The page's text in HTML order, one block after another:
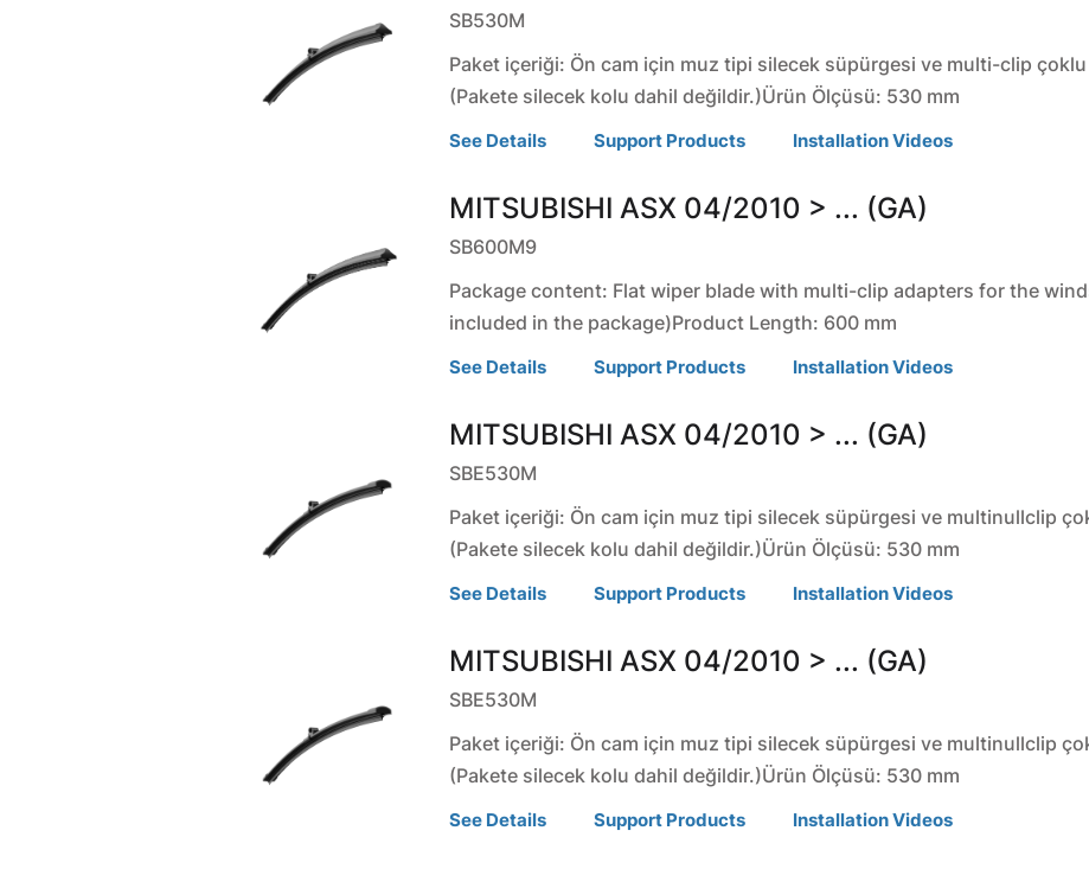
SB530M
Paket içeriği: Ön cam için muz tipi silecek süpürgesi ve multi-clip
(Pakete silecek kolu dahil değildir.)Ürün Ölçüsü: 530 mm
See Details Support Products Installation Videos
MITSUBISHI ASX 04/2010 > ... (GA)
SB600M9
Package content: Flat wiper blade with multi-clip adapters for the
included in the package)Product Length: 600 mm
See Details Support Products Installation Videos
MITSUBISHI ASX 04/2010 > ... (GA)
SBE530M
Paket içeriği: Ön cam için muz tipi silecek süpürgesi ve multinullclip
(Pakete silecek kolu dahil değildir.)Ürün Ölçüsü: 530 mm
See Details Support Products Installation Videos
MITSUBISHI ASX 04/2010 > ... (GA)
SBE530M
Paket içeriği: Ön cam için muz tipi silecek süpürgesi ve multinullclip
(Pakete silecek kolu dahil değildir.)Ürün Ölçüsü: 530 mm
See Details Support Products Installation Videos